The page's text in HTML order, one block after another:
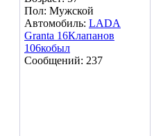
Пол: Мужской
Автомобиль: LADA
Granta 16Клапанов
106кобыл
Сообщений: 237